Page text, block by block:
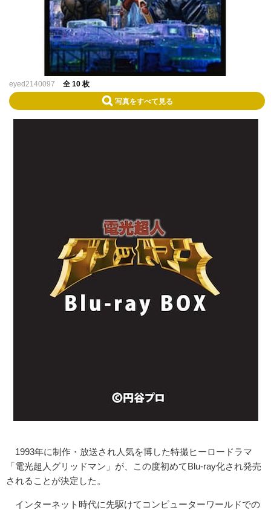
eyed2140097 全 10 枚
写真をすべて見る
1993年に制作・放送され人気を博した特撮ヒーロードラマ
「電光超人グリッドマン」が、この度初めてBlu-ray化され発売
されることが決定した。
インターネット時代に先駆けてコンピューターワールドでの